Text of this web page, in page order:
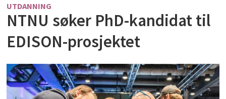
UTDANNING
NTNU søker PhD-kandidat til
EDISON-prosjektet